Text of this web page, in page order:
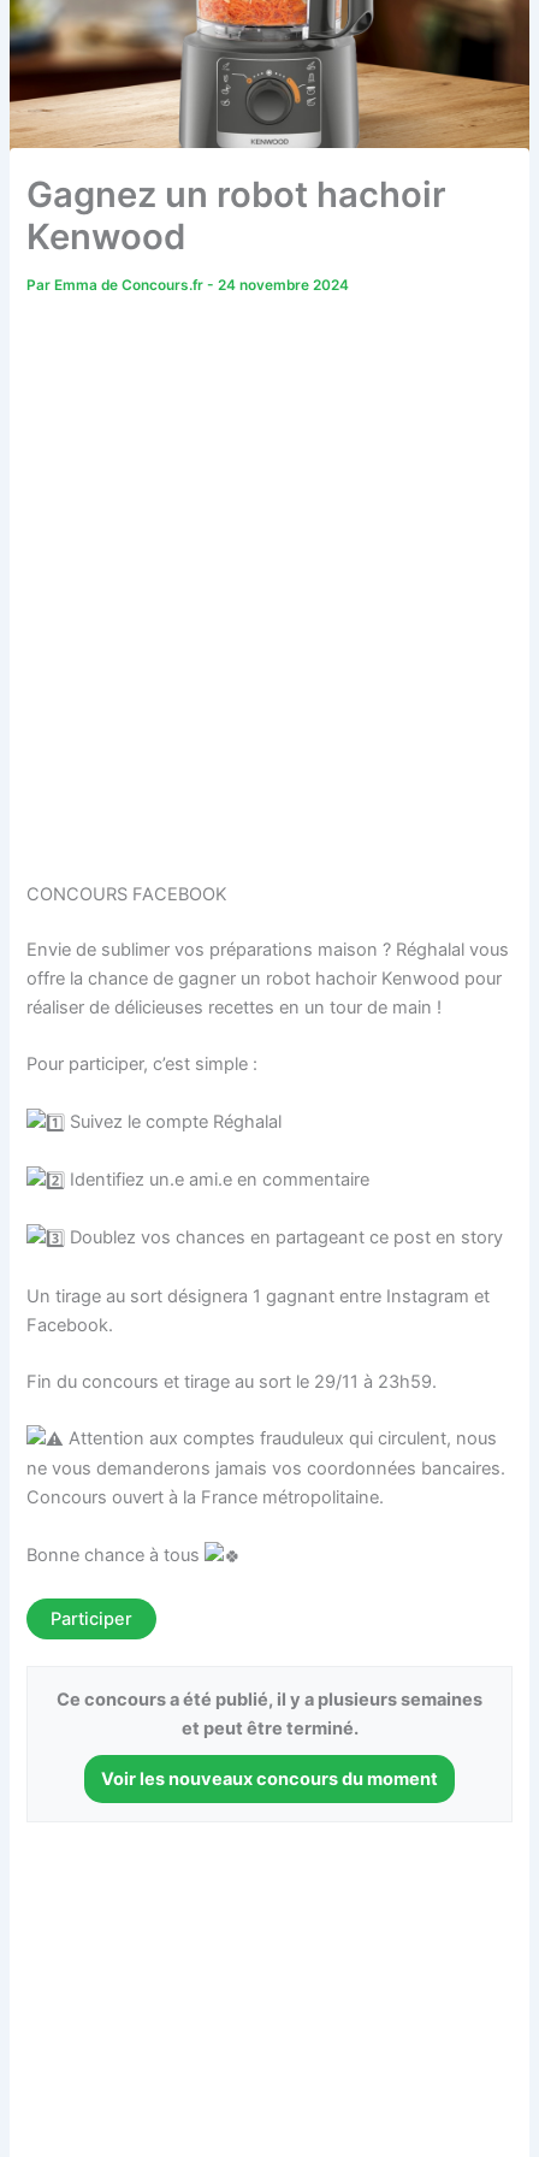
Gagnez un robot hachoir
Kenwood
Par Emma de Concours.fr-24 novembre 2024
CONCOURS FACEBOOK
Envie de sublimer vos préparations maison ? Réghalal vous
offre la chance de gagner un robot hachoir Kenwood pour
réaliser de délicieuses recettes en un tour de main !
Pour participer, c’est simple :
Suivez le compte Réghalal
Identifiez un.e ami.e en commentaire
Doublez vos chances en partageant ce post en story
Un tirage au sort désignera 1 gagnant entre Instagram et
Facebook.
Fin du concours et tirage au sort le 29/11 à 23h59.
Attention aux comptes frauduleux qui circulent, nous
ne vous demanderons jamais vos coordonnées bancaires.
Concours ouvert à la France métropolitaine.
Bonne chance à tous
Participer
Ce concours a été publié, il y a plusieurs semaines
et peut être terminé.
Voir les nouveaux concours du moment